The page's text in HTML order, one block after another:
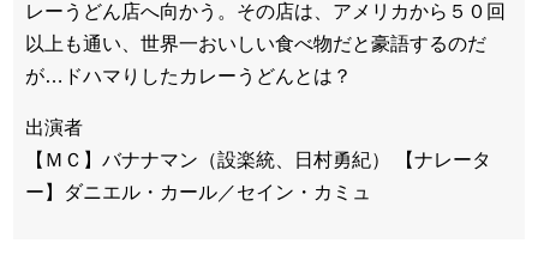
レーうどん店へ向かう。その店は、アメリカから５０回
以上も通い、世界一おいしい食べ物だと豪語するのだ
が…ドハマりしたカレーうどんとは？
出演者
【ＭＣ】バナナマン（設楽統、日村勇紀） 【ナレータ
ー】ダニエル・カール／セイン・カミュ